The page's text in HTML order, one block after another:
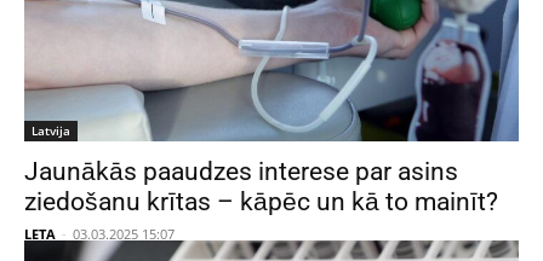
Latvija
Jaunākās paaudzes interese par asins
ziedošanu krītas – kāpēc un kā to mainīt?
LETA - 03.03.2025 15:07